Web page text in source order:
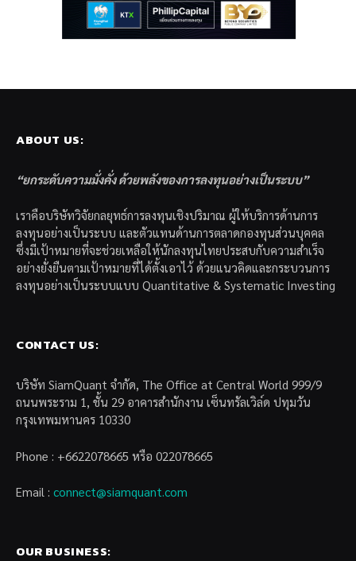
ABOUT US:
“ยกระดับความมั่งคั่ง ด้วยพลังของการลงทุนอย่างเป็นระบบ”
เราคือบริษัทวิจัยกลยุทธ์การลงทุนเชิงปริมาณ ผู้ให้บริการด้านการ
ลงทุนอย่างเป็นระบบ และตัวแทนด้านการตลาดกองทุนส่วนบุคคล
ซึ่งมีเป้าหมายที่จะช่วยเหลือให้นักลงทุนไทยประสบกับความสำเร็จ
อย่างยั่งยืนตามเป้าหมายที่ได้ตั้งเอาไว้ ด้วยแนวคิดและกระบวนการ
ลงทุนอย่างเป็นระบบแบบ Quantitative & Systematic Investing
CONTACT US:
บริษัท SiamQuant จำกัด, The Office at Central World 999/9
ถนนพระราม 1, ชั้น 29 อาคารสำนักงาน เซ็นทรัลเวิล์ด ปทุมวัน
กรุงเทพมหานคร 10330
Phone : +6622078665 หรือ 022078665
Email : connect@siamquant.com
OUR BUSINESS: